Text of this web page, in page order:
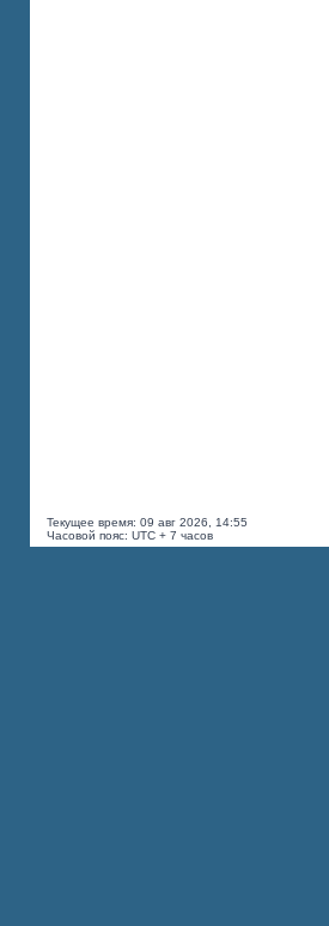
Текущее время: 09 авг 2026, 14:55
Часовой пояс: UTC + 7 часов